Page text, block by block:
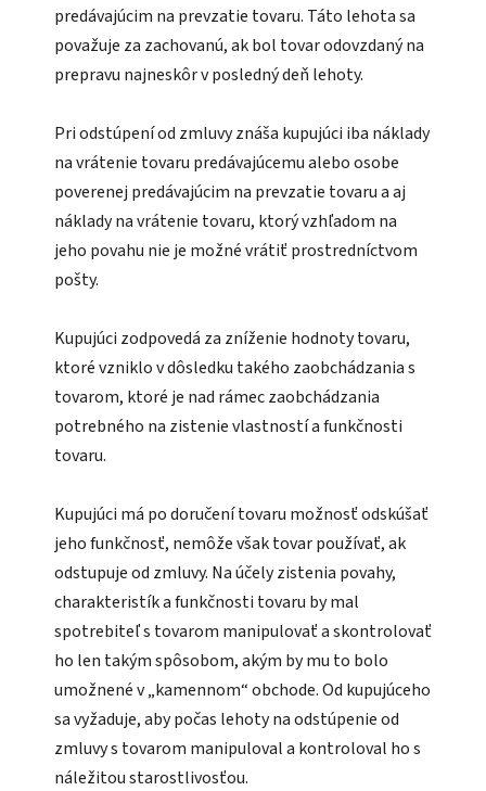
predávajúcim na prevzatie tovaru. Táto lehota sa
považuje za zachovanú, ak bol tovar odovzdaný na
prepravu najneskôr v posledný deň lehoty.
Pri odstúpení od zmluvy znáša kupujúci iba náklady
na vrátenie tovaru predávajúcemu alebo osobe
poverenej predávajúcim na prevzatie tovaru a aj
náklady na vrátenie tovaru, ktorý vzhľadom na
jeho povahu nie je možné vrátiť prostredníctvom
pošty.
Kupujúci zodpovedá za zníženie hodnoty tovaru,
ktoré vzniklo v dôsledku takého zaobchádzania s
tovarom, ktoré je nad rámec zaobchádzania
potrebného na zistenie vlastností a funkčnosti
tovaru.
Kupujúci má po doručení tovaru možnosť odskúšať
jeho funkčnosť, nemôže však tovar používať, ak
odstupuje od zmluvy. Na účely zistenia povahy,
charakteristík a funkčnosti tovaru by mal
spotrebiteľ s tovarom manipulovať a skontrolovať
ho len takým spôsobom, akým by mu to bolo
umožnené v „kamennom“ obchode. Od kupujúceho
sa vyžaduje, aby počas lehoty na odstúpenie od
zmluvy s tovarom manipuloval a kontroloval ho s
náležitou starostlivosťou.